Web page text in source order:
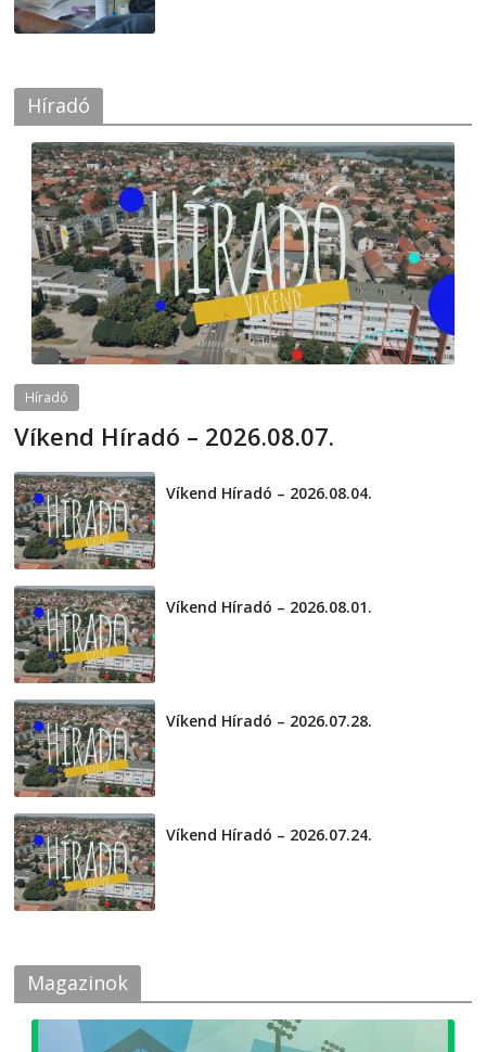
Híradó
Híradó
Víkend Híradó – 2026.08.07.
Víkend Híradó – 2026.08.04.
Víkend Híradó – 2026.08.01.
Víkend Híradó – 2026.07.28.
Víkend Híradó – 2026.07.24.
Magazinok